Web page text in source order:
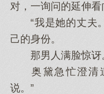
对，一询问的延伸看
“我是她的丈夫。
己的身份。
那男人满脸惊讶
奥黛急忙澄清
说。”